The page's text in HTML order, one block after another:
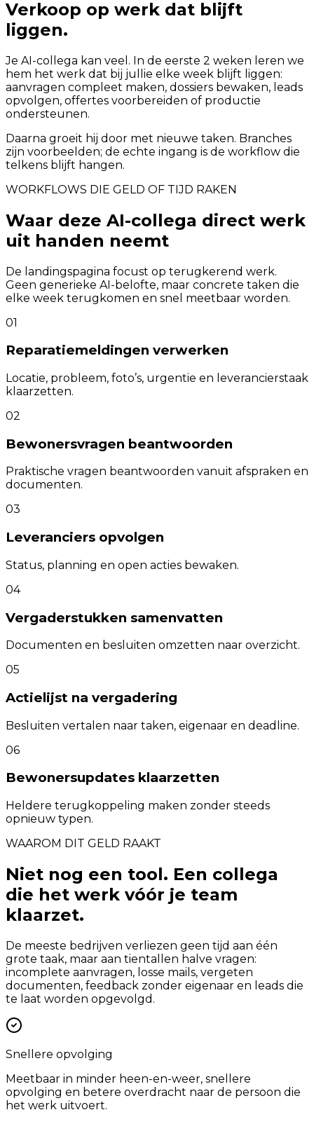
Verkoop op werk dat blijft
liggen.
Je AI-collega kan veel. In de eerste 2 weken leren we
hem het werk dat bij jullie elke week blijft liggen:
aanvragen compleet maken, dossiers bewaken, leads
opvolgen, offertes voorbereiden of productie
ondersteunen.
Daarna groeit hij door met nieuwe taken. Branches
zijn voorbeelden; de echte ingang is de workflow die
telkens blijft hangen.
WORKFLOWS DIE GELD OF TIJD RAKEN
Waar deze AI-collega direct werk
uit handen neemt
De landingspagina focust op terugkerend werk.
Geen generieke AI-belofte, maar concrete taken die
elke week terugkomen en snel meetbaar worden.
01
Reparatiemeldingen verwerken
Locatie, probleem, foto’s, urgentie en leverancierstaak
klaarzetten.
02
Bewonersvragen beantwoorden
Praktische vragen beantwoorden vanuit afspraken en
documenten.
03
Leveranciers opvolgen
Status, planning en open acties bewaken.
04
Vergaderstukken samenvatten
Documenten en besluiten omzetten naar overzicht.
05
Actielijst na vergadering
Besluiten vertalen naar taken, eigenaar en deadline.
06
Bewonersupdates klaarzetten
Heldere terugkoppeling maken zonder steeds
opnieuw typen.
WAAROM DIT GELD RAAKT
Niet nog een tool. Een collega
die het werk vóór je team
klaarzet.
De meeste bedrijven verliezen geen tijd aan één
grote taak, maar aan tientallen halve vragen:
incomplete aanvragen, losse mails, vergeten
documenten, feedback zonder eigenaar en leads die
te laat worden opgevolgd.
Snellere opvolging
Meetbaar in minder heen-en-weer, snellere
opvolging en betere overdracht naar de persoon die
het werk uitvoert.